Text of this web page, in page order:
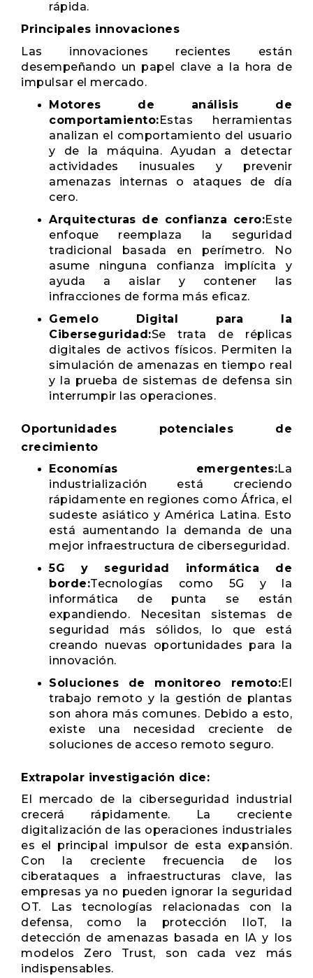
rápida.
Principales innovaciones
Las innovaciones recientes están
desempeñando un papel clave a la hora de
impulsar el mercado.
Motores de análisis de
comportamiento:Estas herramientas
analizan el comportamiento del usuario
y de la máquina. Ayudan a detectar
actividades inusuales y prevenir
amenazas internas o ataques de día
cero.
Arquitecturas de confianza cero:Este
enfoque reemplaza la seguridad
tradicional basada en perímetro. No
asume ninguna confianza implícita y
ayuda a aislar y contener las
infracciones de forma más eficaz.
Gemelo Digital para la
Ciberseguridad:Se trata de réplicas
digitales de activos físicos. Permiten la
simulación de amenazas en tiempo real
y la prueba de sistemas de defensa sin
interrumpir las operaciones.
Oportunidades potenciales de
crecimiento
Economías emergentes:La
industrialización está creciendo
rápidamente en regiones como África, el
sudeste asiático y América Latina. Esto
está aumentando la demanda de una
mejor infraestructura de ciberseguridad.
5G y seguridad informática de
borde:Tecnologías como 5G y la
informática de punta se están
expandiendo. Necesitan sistemas de
seguridad más sólidos, lo que está
creando nuevas oportunidades para la
innovación.
Soluciones de monitoreo remoto:El
trabajo remoto y la gestión de plantas
son ahora más comunes. Debido a esto,
existe una necesidad creciente de
soluciones de acceso remoto seguro.
Extrapolar investigación dice:
El mercado de la ciberseguridad industrial
crecerá rápidamente. La creciente
digitalización de las operaciones industriales
es el principal impulsor de esta expansión.
Con la creciente frecuencia de los
ciberataques a infraestructuras clave, las
empresas ya no pueden ignorar la seguridad
OT. Las tecnologías relacionadas con la
defensa, como la protección IIoT, la
detección de amenazas basada en IA y los
modelos Zero Trust, son cada vez más
indispensables.